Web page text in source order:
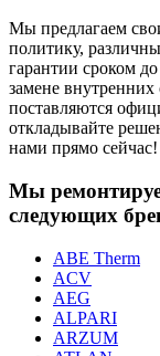
Мы предлагаем
политику,
гарантии сроком
замене внутренних
поставляются
откладывайте
нами прямо сейчас!
Мы
следующих
ABE Therm
ACV
AEG
ALPARI
ARZUM